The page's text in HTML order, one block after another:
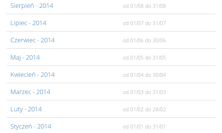
Sierpień - 2014 od 01/08 do 31/08
Lipiec- 2014 od 01/07 do 31/07
Czerwiec- 2014 od 01/06 do 30/06
Maj - 2014 od 01/05 do 31/05
Kwiecień - 2014 od 01/04 do 30/04
Marzec- 2014 od 01/03 do 31/03
Luty- 2014 od 01/02 do 28/02
Styczeń - 2014 od 01/01 do 31/01